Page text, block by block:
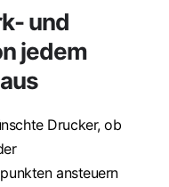
und
jedem
Drucker, ob
ansteuern